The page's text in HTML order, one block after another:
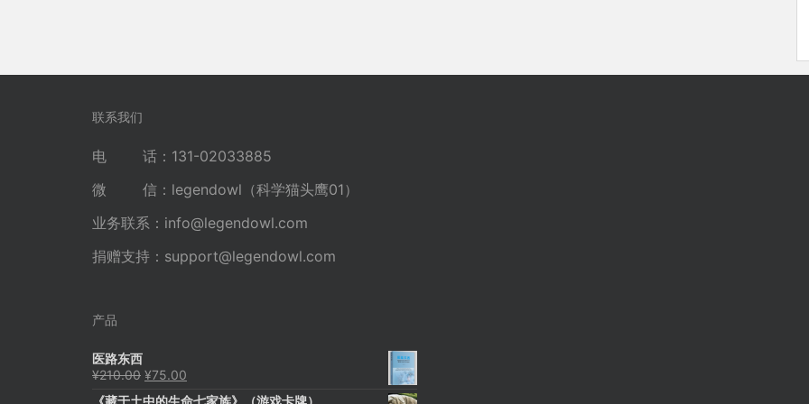
联系我们
电 话：131-02033885
微 信：legendowl（科学猫头鹰01）
业务联系： info@legendowl.com
捐赠支持： support@legendowl.com
产品
医路东西
¥210.00 原
¥75.00